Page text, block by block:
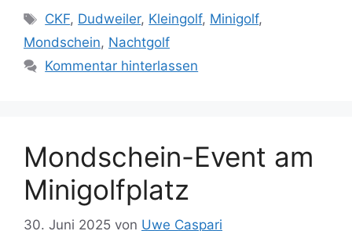
Schlagwörter
CKF, Dudweiler, Kleingolf, Minigolf,
Mondschein, Nachtgolf
Kommentar hinterlassen
Mondschein-Event am
Minigolfplatz
30. Juni 2025 von Uwe Caspari